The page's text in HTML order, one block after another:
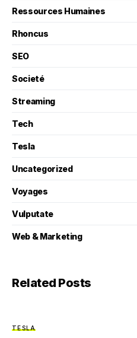
Ressources Humaines
Rhoncus
SEO
Societé
Streaming
Tech
Tesla
Uncategorized
Voyages
Vulputate
Web & Marketing
Related Posts
TESLA